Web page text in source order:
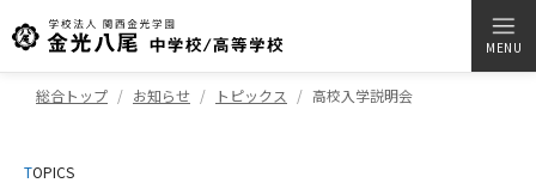
MENU
総合トップ お知らせ トピックス 高校入学説明会
TOPICS